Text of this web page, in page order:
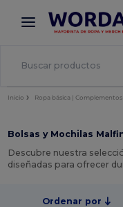
× App de
¡Mejores precios
Inicio Ropa básica | Complementos
Bolsas y Mochilas
Descubre nuestra
diseñadas para ofrecer
Ordenar por